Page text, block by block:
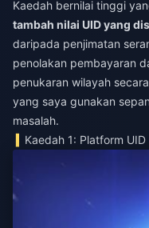
Kaedah bernilai tinggi
tambah nilai UID yang
daripada penjimatan
penolakan pembayaran
penukaran wilayah
yang saya gunakan
masalah.
Kaedah 1: Platform